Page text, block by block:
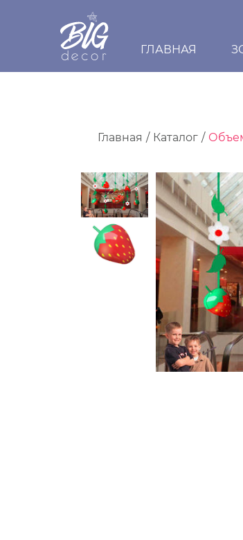
ГЛАВНАЯ
Главная Каталог